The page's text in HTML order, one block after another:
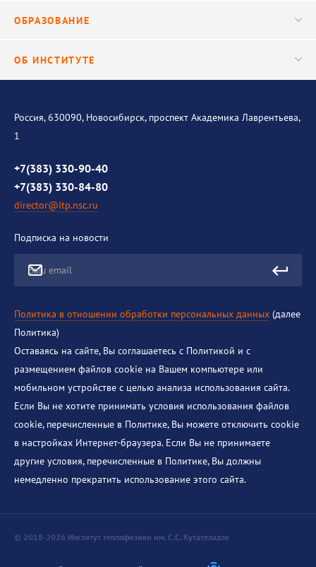
Научные подразделения
Исследования
ОБРАЗОВАНИЕ
ОБ ИНСТИТУТЕ
История института
Контакты
Противодействие коррупции
Россия, 630090, Новосибирск, проспект Академика Лаврентьева,
1
+7(383) 330-90-40
+7(383) 330-84-80
director@itp.nsc.ru
Подписка на новости
Ваш email
Политика в отношении обработки персональных данных (далее
Политика)
Оставаясь на сайте, Вы соглашаетесь с Политикой и с
размещением файлов cookie на Вашем компьютере или
мобильном устройстве с целью анализа использования сайта.
Если Вы не хотите принимать условия использования файлов
cookie, перечисленные в Политике, Вы можете отключить cookie
в настройках Интернет-браузера. Если Вы не принимаете
другие условия, перечисленные в Политике, Вы должны
немедленно прекратить использование этого сайта.
© 2018-2026 Институт теплофизики им. С.С. Кутателадзе